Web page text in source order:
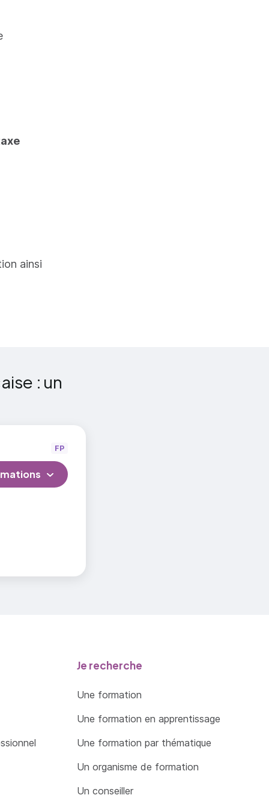
le
ainsi
: un
FP
Je recherche
Une formation
Une formation en apprentissage
Une formation par thématique
Un organisme de formation
Un conseiller